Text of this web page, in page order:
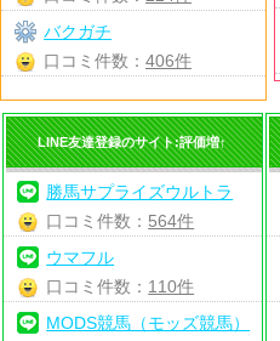
バクガチ
口コミ件数： 406件
LINE友達登録のサイト:評価増↑
勝馬サプライズウルトラ
口コミ件数： 564件
ウマフル
口コミ件数： 110件
MODS競馬（モッズ競馬）